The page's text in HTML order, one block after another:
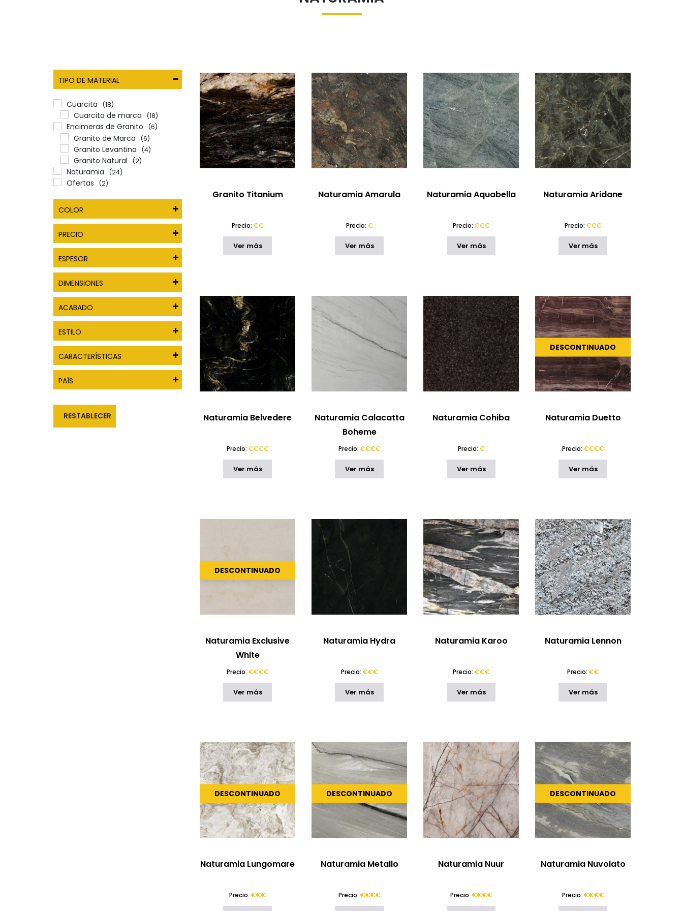
TIPO DE MATERIAL
Cuarcita (18)
Cuarcita de marca (18)
Encimeras de Granito (6)
Granito de Marca (6)
Granito Levantina (4)
Granito Natural (2)
Naturamia (24)
Ofertas (2)
COLOR
PRECIO
ESPESOR
DIMENSIONES
ACABADO
ESTILO
CARACTERÍSTICAS
PAÍS
RESTABLECER
Granito Titanium
Precio: €€
Ver más
Naturamia Amarula
Precio: €
Ver más
Naturamia Aquabella
Precio: €€€
Ver más
Naturamia Aridane
Precio: €€€
Ver más
Naturamia Belvedere
Precio: €€€€
Ver más
Naturamia Calacatta
Boheme
Precio: €€€€
Ver más
Naturamia Cohiba
Precio: €
Ver más
DESCONTINUADO
Naturamia Duetto
Precio: €€€€
Ver más
DESCONTINUADO
Naturamia Exclusive
White
Precio: €€€€
Ver más
Naturamia Hydra
Precio: €€€
Ver más
Naturamia Karoo
Precio: €€€
Ver más
Naturamia Lennon
Precio: €€
Ver más
DESCONTINUADO
Naturamia Lungomare
Precio: €€€
DESCONTINUADO
Naturamia Metallo
Precio: €€€€
Naturamia Nuur
Precio: €€€€
DESCONTINUADO
Naturamia Nuvolato
Precio: €€€€